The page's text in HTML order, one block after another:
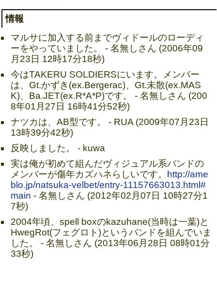
情報
マルサに加入する前までヴィドールのローディ
ーをやっていました。 - 名無しさん (2006年09
月23日 12時17分18秒)
今はTAKERU SOLDIERSにいます。メンバー
は、Gt.かずき(ex.Bergerac)、Gt.未散(ex.MAS
K)、Ba.JET(ex.R*A*P)です。 - 名無しさん (200
8年01月27日 16時41分52秒)
ナツカは、AB型です。 - RUA (2009年07月23日
13時39分42秒)
反映しました。 - kuwa
実は俺が初めて組んだヴィジュアル系バンドの
メンバーが傷年カズハネらしいです。
http://ame
blo.jp/natsuka-velbet/entry-11157663013.html#
main - 名無しさん (2012年02月07日 10時27分1
7秒)
2004年頃、spell boxのkazuhane(当時は一葉)と
HwegRot(フェグロト)というバンドを組んでいま
した。 - 名無しさん (2013年06月28日 08時01分
33秒)